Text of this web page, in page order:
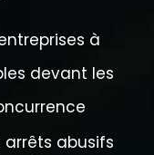
à
devant les
arrêts abusifs